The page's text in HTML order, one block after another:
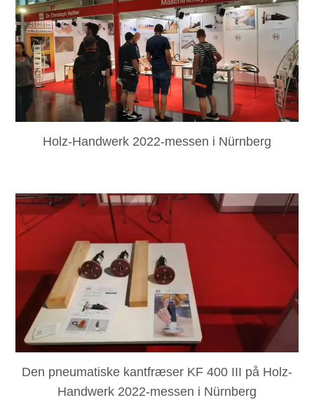
Holz-Handwerk 2022-messen i Nürnberg
Den pneumatiske kantfræser KF 400 III på Holz-
Handwerk 2022-messen i Nürnberg